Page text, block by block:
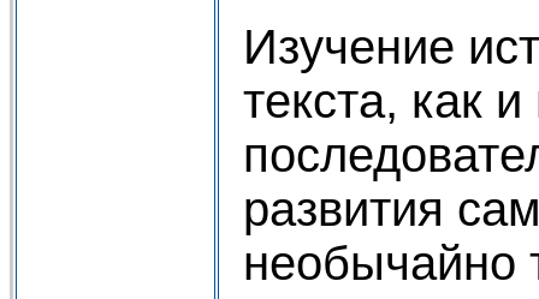
Изучение
текста, как
развития
необычайно